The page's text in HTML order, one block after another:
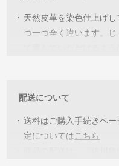
・ 天然皮革を染色仕上げ
つ一つ全く違います。
詳細を見ていただき各
購入をお願いしていま
承っておりませんのでご
配送について
・ 送料はご購入手続きペ
定については こちら